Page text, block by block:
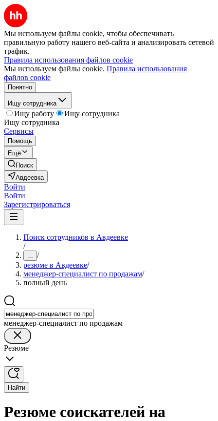
Мы используем файлы cookie, чтобы обеспечивать
правильную работу нашего веб-сайта и анализировать сетевой
трафик.
Правила использования файлов cookie
Мы используем файлы cookie. Правила использования
файлов cookie
Понятно
Ищу сотрудника
Ищу работу
Ищу сотрудника
Ищу сотрудника
Сервисы
Помощь
Ещё
Поиск
Авдеевка
Войти
Войти
Зарегистрироваться
Поиск сотрудников в Авдеевке
/
... /
резюме в Авдеевке/
менеджер-специалист по продажам/
полный день
менеджер-специалист по продажам
Резюме
Найти
Резюме соискателей на